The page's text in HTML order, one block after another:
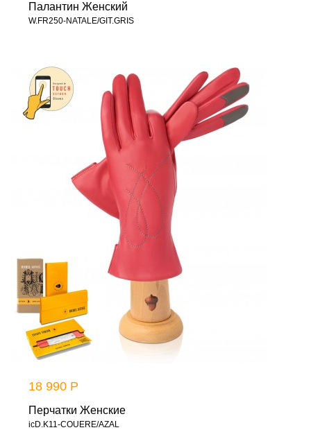
Палантин Женский
W.FR250-NATALE/GIT.GRIS
18 990 Р
Перчатки Женские
icD.K11-COUERE/AZAL